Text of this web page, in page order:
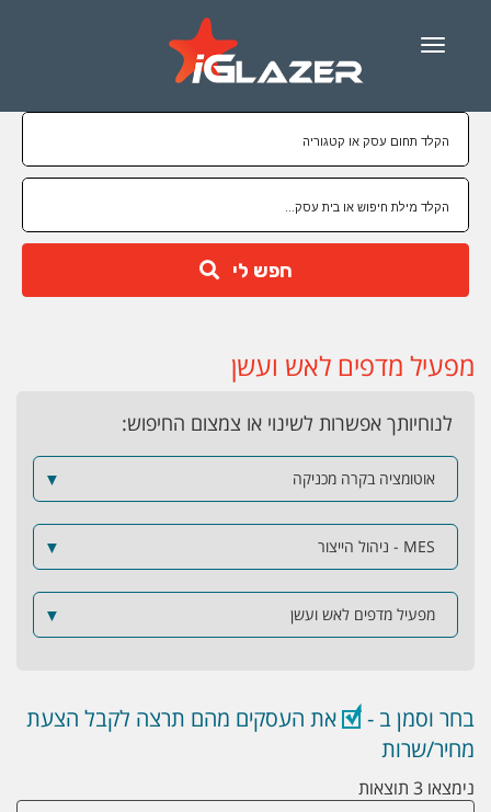
Menu
חפש לי
מפעיל מדפים לאש ועשן
לנוחיותך אפשרות לשינוי או צמצום החיפוש:
אוטומציה בקרה מכניקה ▼
MES - ניהול הייצור ▼
מפעיל מדפים לאש ועשן ▼
בחר וסמן ב -
את העסקים מהם תרצה לקבל הצעת
מחיר/שרות
נימצאו 3 תוצאות